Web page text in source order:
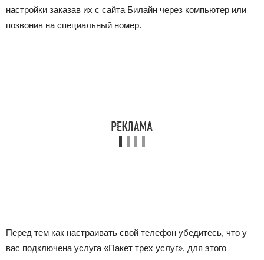
настройки заказав их с сайта Билайн через компьютер или
позвонив на специальный номер.
Перед тем как настраивать свой телефон убедитесь, что у
вас подключена услуга «Пакет трех услуг», для этого